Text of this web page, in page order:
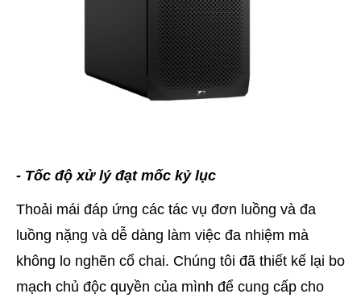
- Tốc độ xử lý đạt mốc kỷ lục
Thoải mái đáp ứng các tác vụ đơn luồng và đa
luồng nặng và dễ dàng làm việc đa nhiệm mà
không lo nghẽn cổ chai. Chúng tôi đã thiết kế lại bo
mạch chủ độc quyền của mình để cung cấp cho